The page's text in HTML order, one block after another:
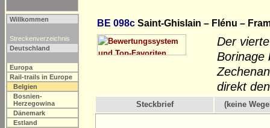
Willkommen
Streckenverzeichnis
Deutschland
Europa
Rail-trails in Europe
Belgien
Bosnien-
Herzegowina
Dänemark
Estland
BE 098c Saint-Ghislain – Flénu –
Der
Borinage
direkt
Steckbrief (keine